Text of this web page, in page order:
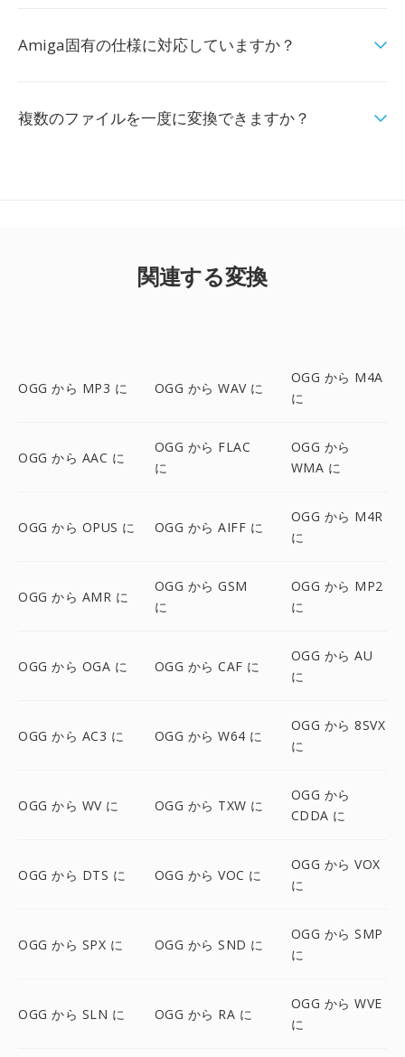
Amiga固有の仕様に対応していますか？
複数のファイルを一度に変換できますか？
関連する変換
OGG から MP3 に OGG から WAV に
OGG から M4A
に
OGG から AAC に
OGG から FLAC
に
OGG から
WMA に
OGG から OPUS に OGG から AIFF に
OGG から M4R
に
OGG から AMR に
OGG から GSM
に
OGG から MP2
に
OGG から OGA に OGG から CAF に
OGG から AU
に
OGG から AC3 に OGG から W64 に
OGG から 8SVX
に
OGG から WV に OGG から TXW に
OGG から
CDDA に
OGG から DTS に OGG から VOC に
OGG から VOX
に
OGG から SPX に OGG から SND に
OGG から SMP
に
OGG から SLN に OGG から RA に
OGG から WVE
に